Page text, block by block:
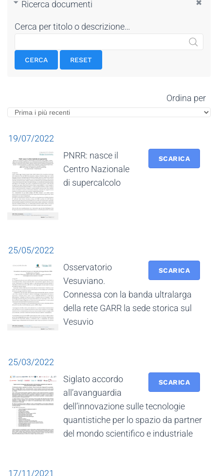
Ricerca documenti
Cerca per titolo o descrizione…
CERCA RESET
Ordina per
19/07/2022
SCARICA
PNRR: nasce il
Centro Nazionale
di supercalcolo
25/05/2022
SCARICA
Osservatorio
Vesuviano.
Connessa con la banda ultralarga
della rete GARR la sede storica sul
Vesuvio
25/03/2022
SCARICA
Siglato accordo
all’avanguardia
dell’innovazione sulle tecnologie
quantistiche per lo spazio da partner
del mondo scientifico e industriale
17/11/2021